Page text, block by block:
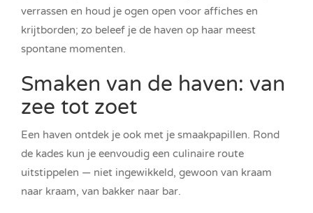
verrassen en houd je ogen open voor affiches en
krijtborden; zo beleef je de haven op haar meest
spontane momenten.
Smaken van de haven: van
zee tot zoet
Een haven ontdek je ook met je smaakpapillen. Rond
de kades kun je eenvoudig een culinaire route
uitstippelen — niet ingewikkeld, gewoon van kraam
naar kraam, van bakker naar bar.